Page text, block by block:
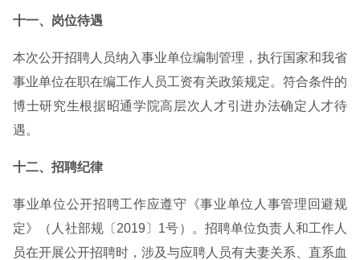
十一、岗位待遇
本次公开招聘人员纳入事业单位编制管理，执行国家和我省
事业单位在职在编工作人员工资有关政策规定。符合条件的
博士研究生根据昭通学院高层次人才引进办法确定人才待
遇。
十二、招聘纪律
事业单位公开招聘工作应遵守《事业单位人事管理回避规
定》（人社部规〔2019〕1号）。招聘单位负责人和工作人
员在开展公开招聘时，涉及与应聘人员有夫妻关系、直系血